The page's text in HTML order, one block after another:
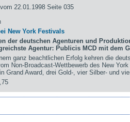
22.01.1998 Seite 035
New York Festivals
der deutschen Agenturen und
Agentur: Publicis MCD mit dem
ganz beachtlichen Erfolg kehren die
Non-Broadcast-Wettbewerb des New
Grand Award, drei Gold-, vier Silber- und